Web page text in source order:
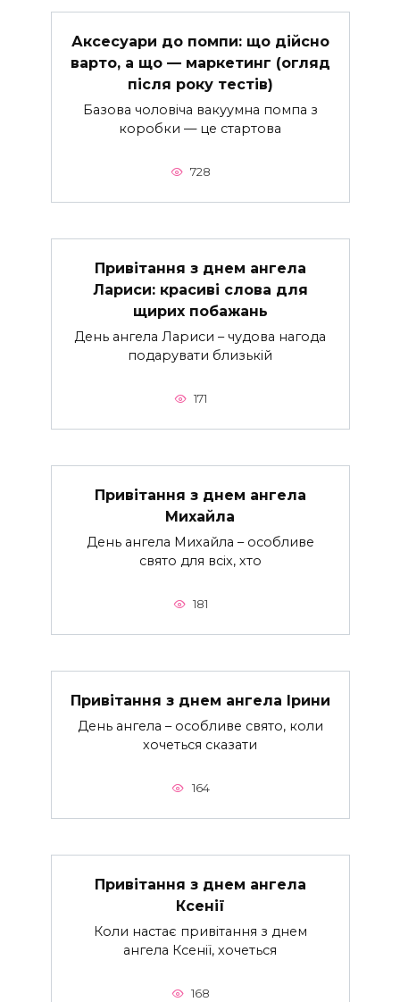
Аксесуари до помпи: що дійсно
варто, а що — маркетинг (огляд
після року тестів)
Базова чоловіча вакуумна помпа з
коробки — це стартова
728
Привітання з днем ангела
Лариси: красиві слова для
щирих побажань
День ангела Лариси – чудова нагода
подарувати близькій
171
Привітання з днем ангела
Михайла
День ангела Михайла – особливе
свято для всіх, хто
181
Привітання з днем ангела Ірини
День ангела – особливе свято, коли
хочеться сказати
164
Привітання з днем ангела
Ксенії
Коли настає привітання з днем
ангела Ксенії, хочеться
168